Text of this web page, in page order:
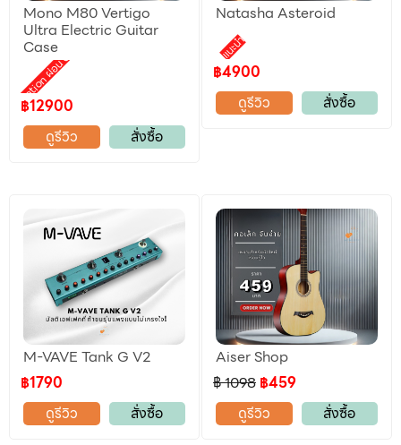
Mono M80 Vertigo
Ultra Electric Guitar
Case
Promotion ผ่อน 0%
฿12900
ดูรีวิว
สั่งซื้อ
Natasha Asteroid
แนะนำ
฿4900
ดูรีวิว
สั่งซื้อ
M-VAVE Tank G V2
฿1790
ดูรีวิว
สั่งซื้อ
Aiser Shop
฿ 1098 ฿459
ดูรีวิว
สั่งซื้อ